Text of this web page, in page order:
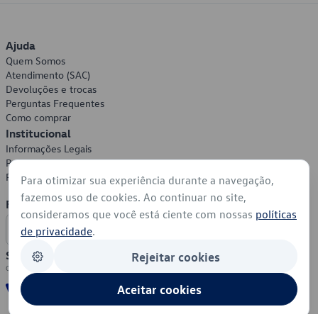
Ajuda
Quem Somos
Atendimento (SAC)
Devoluções e trocas
Perguntas Frequentes
Como comprar
Institucional
Informações Legais
Política de Privacidade
Política de Cookies
Formas de Pagamento
Segurança
Para otimizar sua experiência durante a navegação,
fazemos uso de cookies. Ao continuar no site,
consideramos que você está ciente com nossas políticas
de privacidade.
Rejeitar cookies
Aceitar cookies